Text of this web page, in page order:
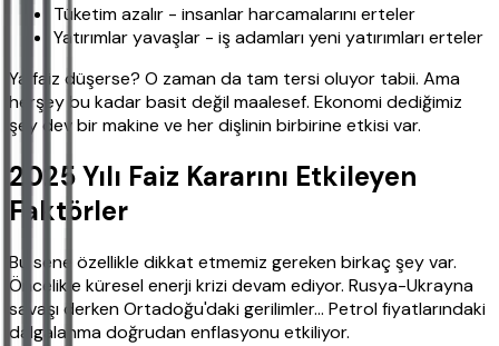
Tüketim azalır - insanlar harcamalarını erteler
Yatırımlar yavaşlar - iş adamları yeni yatırımları erteler
Ya faiz düşerse? O zaman da tam tersi oluyor tabii. Ama
herşey bu kadar basit değil maalesef. Ekonomi dediğimiz
şey dev bir makine ve her dişlinin birbirine etkisi var.
2025 Yılı Faiz Kararını Etkileyen
Faktörler
Bu sene özellikle dikkat etmemiz gereken birkaç şey var.
Öncelikle küresel enerji krizi devam ediyor. Rusya-Ukrayna
savaşı derken Ortadoğu'daki gerilimler... Petrol fiyatlarındaki
dalgalanma doğrudan enflasyonu etkiliyor.